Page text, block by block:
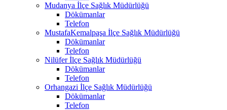
Mudanya İlçe Sağlık Müdürlüğü
Dökümanlar
Telefon
MustafaKemalpaşa İlçe Sağlık Müdürlüğü
Dökümanlar
Telefon
Nilüfer İlçe Sağlık Müdürlüğü
Dökümanlar
Telefon
Orhangazi İlçe Sağlık Müdürlüğü
Dökümanlar
Telefon